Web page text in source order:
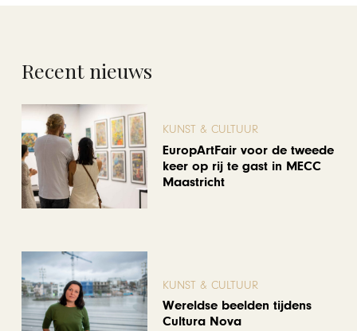
Recent nieuws
KUNST & CULTUUR
EuropArtFair voor de tweede
keer op rij te gast in MECC
Maastricht
KUNST & CULTUUR
Wereldse beelden tijdens
Cultura Nova